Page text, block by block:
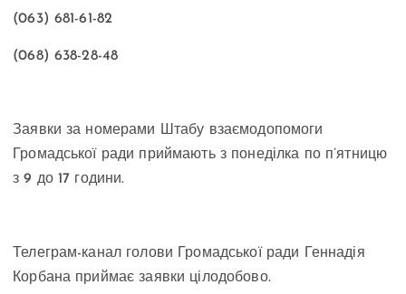
(063) 681-61-82
(068) 638-28-48
Заявки за номерами Штабу взаємодопомоги
Громадської ради приймають з понеділка по п’ятницю
з 9 до 17 години.
Телеграм-канал голови Громадської ради Геннадія
Корбана приймає заявки цілодобово.